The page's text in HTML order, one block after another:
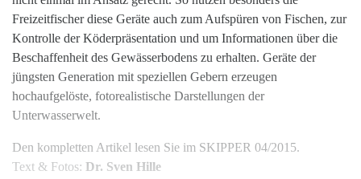
Freizeitfischer diese Geräte auch zum Aufspüren von Fischen, zur
Kontrolle der Köderpräsentation und um Informationen über die
Beschaffenheit des Gewässerbodens zu erhalten. Geräte der
jüngsten Generation mit speziellen Gebern erzeugen
hochaufgelöste, fotorealistische Darstellungen der
Unterwasserwelt.
Den kompletten Artikel lesen Sie im SKIPPER 04/2015.
Text & Fotos: Dr. Sven Hille